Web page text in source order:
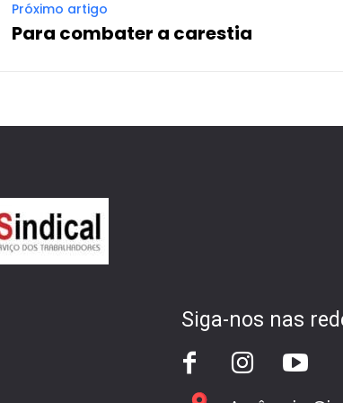
Próximo artigo
Para combater a carestia
Siga-nos nas